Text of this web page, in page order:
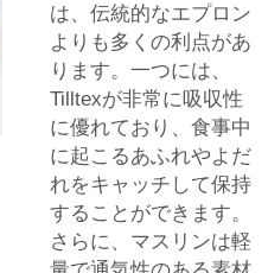
は、伝統的なエプロン
よりも多くの利点があ
ります。一つには、
Tilltexが非常に吸収性
に優れており、食事中
に起こるあふれやよだ
れをキャッチして保持
することができます。
さらに、マスリンは軽